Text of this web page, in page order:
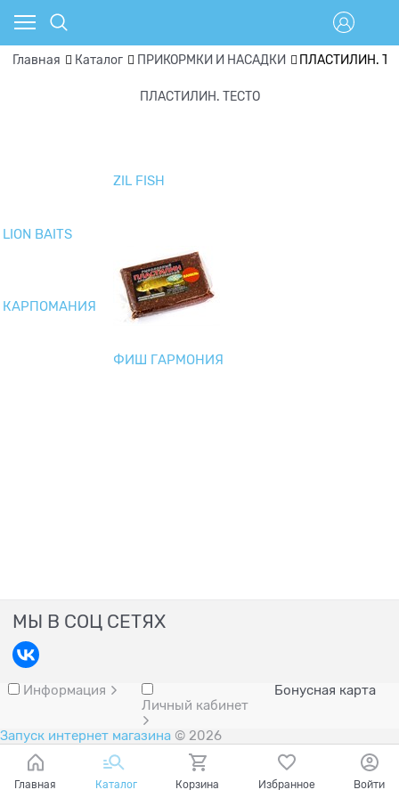
Главная Каталог ПРИКОРМКИ И НАСАДКИ ПЛАСТИЛИН.
ПЛАСТИЛИН. ТЕСТО
LION BAITS
ZIL FISH
КАРПОМАНИЯ
ФИШ ГАРМОНИЯ
МЫ В СОЦ СЕТЯХ
Информация
Личный кабинет
Бонусная карта
Запуск интернет магазина © 2026
Главная Каталог Корзина Избранное Войти